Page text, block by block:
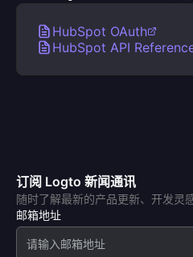
HubSpot OAuth
HubSpot API
订阅 Logto 新闻通讯
随时了解最新的产品更新、开发灵
邮箱地址